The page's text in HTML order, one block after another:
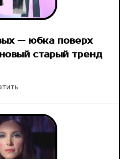
— юбка поверх
старый тренд